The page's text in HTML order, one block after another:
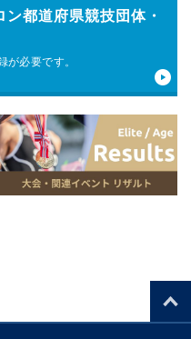
ン都道府県競技団体・
が必要です。